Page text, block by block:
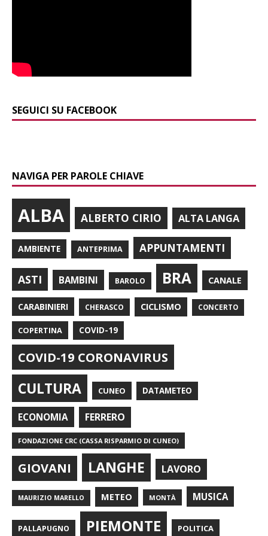
SEGUICI SU FACEBOOK
NAVIGA PER PAROLE CHIAVE
ALBA ALBERTO CIRIO ALTA LANGA
AMBIENTE ANTEPRIMA APPUNTAMENTI
ASTI BAMBINI BAROLO BRA CANALE
CARABINIERI CHERASCO CICLISMO CONCERTO
COPERTINA COVID-19
COVID-19 CORONAVIRUS
CULTURA CUNEO DATAMETEO
ECONOMIA FERRERO
FONDAZIONE CRC (CASSA RISPARMIO DI CUNEO)
GIOVANI LANGHE LAVORO
MAURIZIO MARELLO METEO MONTÀ MUSICA
PALLAPUGNO PIEMONTE POLITICA